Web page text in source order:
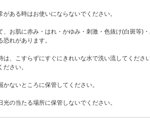
ある時はお使いにならないでください。
、お肌に赤み・はれ・かゆみ・刺激・色抜け(白斑等)
れがあります。
、こすらずにすぐにきれいな水で洗い流してください
さい。
ないところに保管してください。
の当たる場所に保管しないでください。